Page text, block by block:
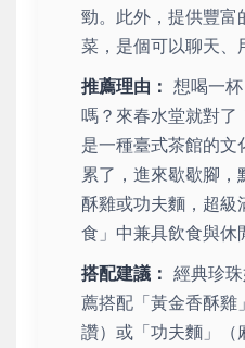
勁。此外，提供豐富
菜，是個可以聊天、
推薦理由： 想喝一
嗎？來春水堂就對了
是一種臺式茶館的
累了，進來歇歇腳
酥雞或功夫麵，超級
食」中兼具飲食與休
搭配建議： 經典珍
薦搭配「黃金香酥雞
讚）或「功夫麵」（